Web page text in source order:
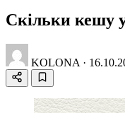
Скільки кешу
KOLONA ·